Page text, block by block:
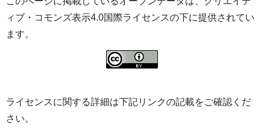
ィブ・コモンズ表示4.0国際ライセンスの下に提供されてい
ます。
ライセンスに関する詳細は下記リンクの記載をご確認くだ
さい。